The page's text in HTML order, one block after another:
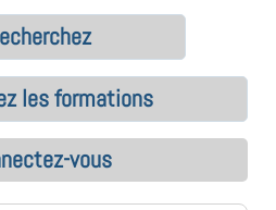
les formations
vous